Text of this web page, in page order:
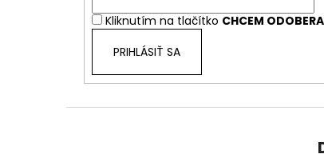
Kliknutím na tlačítko CHCEM
PRIHLÁSIŤ SA